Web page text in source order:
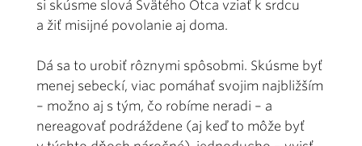
si skúsme slová Svätého Otca vziať k srdcu
a žiť misijné povolanie aj doma.
Dá sa to urobiť rôznymi spôsobmi. Skúsme byť
menej sebeckí, viac pomáhať svojim najbližším
– možno aj s tým, čo robíme neradi – a
nereagovať podráždene (aj keď to môže byť